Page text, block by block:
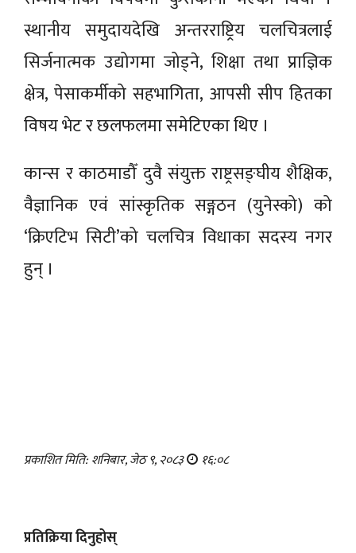
स्थानीय समुदायदेखि अन्तरराष्ट्रिय चलचित्रलाई
सिर्जनात्मक उद्योगमा जोड्ने, शिक्षा तथा प्राज्ञिक
क्षेत्र, पेसाकर्मीको सहभागिता, आपसी सीप हितका
विषय भेट र छलफलमा समेटिएका थिए ।
कान्स र काठमाडौँ दुवै संयुक्त राष्ट्रसङ्घीय शैक्षिक,
वैज्ञानिक एवं सांस्कृतिक सङ्गठन (युनेस्को) को
‘क्रिएटिभ सिटी’को चलचित्र विधाका सदस्य नगर
हुन् ।
प्रकाशित मिति: शनिबार, जेठ ९, २०८३ १६:०८
प्रतिक्रिया दिनुहोस्